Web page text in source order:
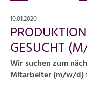
10.01.2020
GESUCHT
Wir suchen zum
Mitarbeiter (m/w/d)